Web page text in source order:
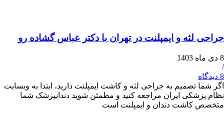
و ایمپلنت در تهران با دکتر عباس گشاده رو
تصمیم به جراحی لثه و کاشت ایمپلنت دارید، ابتدا به وبسایت
ایران مراجعه کنید و مطمئن شوید دندانپزشک شما
دندان و ایمپلنت است